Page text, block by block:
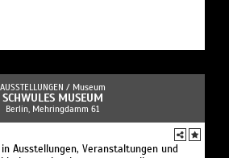
AUSSTELLUNGEN / Museum
SCHWULES MUSEUM
Berlin, Mehringdamm 61
Ausstellungen, Veranstaltungen und